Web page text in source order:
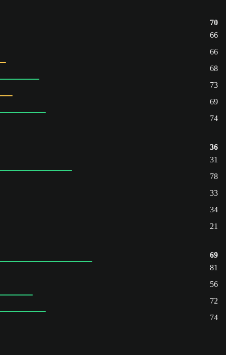
70
66
66
68
73
69
74
36
31
78
33
34
21
69
81
56
72
74